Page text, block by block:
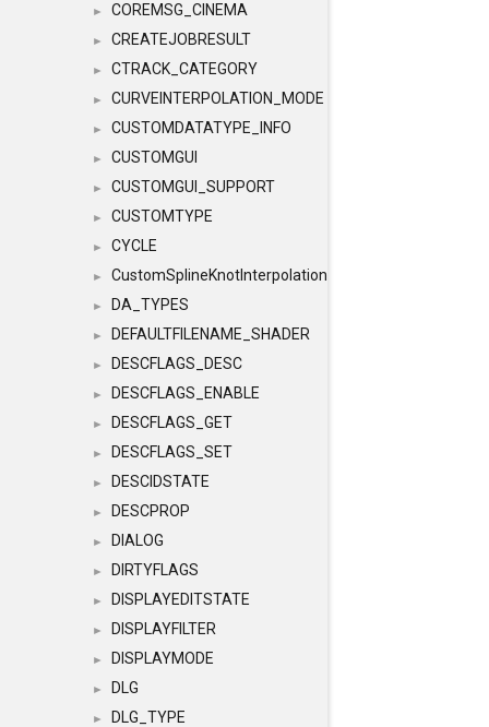
► COREMSG_CINEMA
► CREATEJOBRESULT
► CTRACK_CATEGORY
► CURVEINTERPOLATION_MODE
► CUSTOMDATATYPE_INFO
► CUSTOMGUI
► CUSTOMGUI_SUPPORT
► CUSTOMTYPE
► CYCLE
► CustomSplineKnotInterpolation
► DA_TYPES
► DEFAULTFILENAME_SHADER
► DESCFLAGS_DESC
► DESCFLAGS_ENABLE
► DESCFLAGS_GET
► DESCFLAGS_SET
► DESCIDSTATE
► DESCPROP
► DIALOG
► DIRTYFLAGS
► DISPLAYEDITSTATE
► DISPLAYFILTER
► DISPLAYMODE
► DLG
► DLG_TYPE